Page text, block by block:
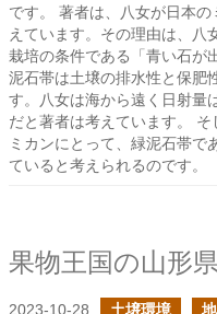
です。 著者は、八女が日本
えています。その理由は、八
栽培の条件である「青い石が
泥石帯は土壌の排水性と保肥
す。八女は海から遠く日射量
だと著者は考えています。
ミカンにとって、緑泥石帯で
ていると考えられるのです。
2023-10-28 土壌環境